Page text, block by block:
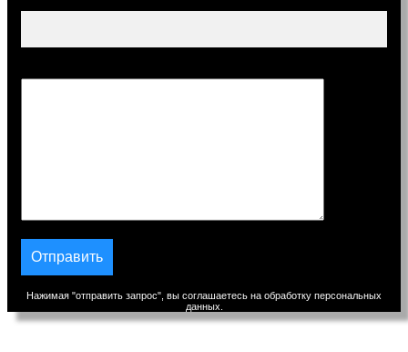
Нажимая "отправить запрос", вы соглашаетесь на обработку персональных
данных.